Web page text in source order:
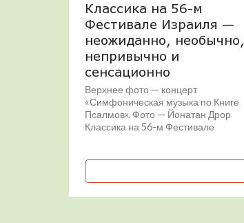
Классика на 56-м
Фестивале Израиля —
неожиданно, необычно,
непривычно и
сенсационно
Верхнее фото — концерт
«Симфоническая музыка по Книге
Псалмов». Фото — Йонатан Дрор
Классика на 56-м Фестивале